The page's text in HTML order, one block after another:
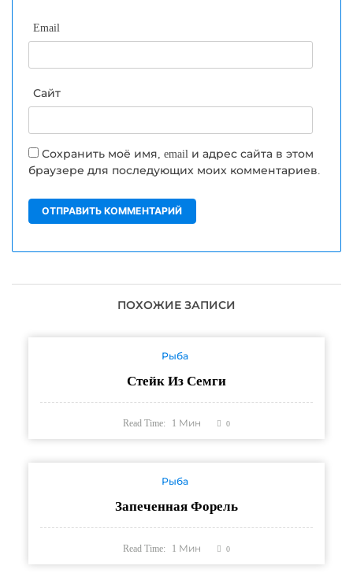
Email
Сайт
Сохранить моё имя, email и адрес сайта в этом
браузере для последующих моих комментариев.
ПОХОЖИЕ ЗАПИСИ
Рыба
Стейк Из Семги
Read Time: 1 Мин 0
Рыба
Запеченная Форель
Read Time: 1 Мин 0